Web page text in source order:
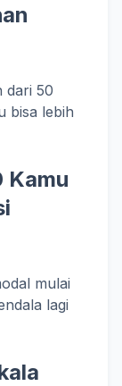
dari 50
bisa lebih
Kamu
mulai
lagi